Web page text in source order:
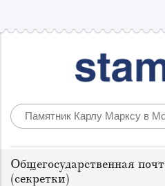
Catalog
postcards
Общегосударственная
(секретки)